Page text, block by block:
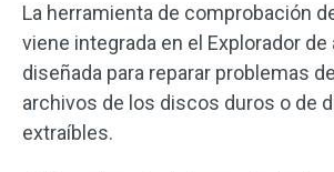
La herramienta de comprobación
viene integrada en el Explorador
diseñada para reparar problemas
archivos de los discos duros o de
extraíbles.